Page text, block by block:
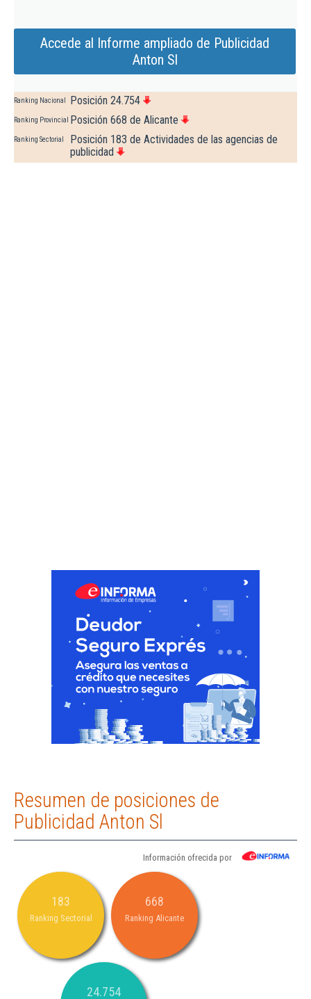
Accede al Informe ampliado de Publicidad
Anton Sl
Ranking Nacional Posición 24.754
Ranking Provincial Posición 668 de Alicante
Ranking Sectorial
Posición 183 de Actividades de las agencias de
publicidad
Resumen de posiciones de
Publicidad Anton Sl
Información ofrecida por
183
Ranking Sectorial
668
Ranking Alicante
24.754